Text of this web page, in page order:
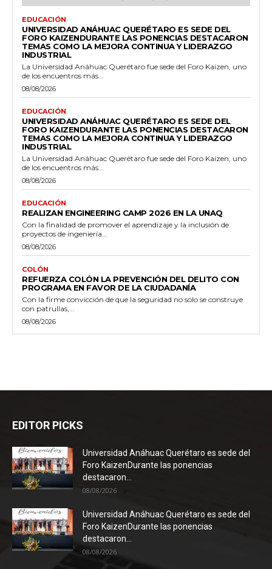
EDUCACIÓN
UNIVERSIDAD ANÁHUAC QUERÉTARO ES SEDE DEL
FORO KAIZENDURANTE LAS PONENCIAS DESTACARON
TEMAS COMO LA MEJORA CONTINUA Y LIDERAZGO
INDUSTRIAL
La Universidad Anáhuac Querétaro fue sede del Foro Kaizen, uno
de los encuentros más...
08/08/2026
EDUCACIÓN
UNIVERSIDAD ANÁHUAC QUERÉTARO ES SEDE DEL
FORO KAIZENDURANTE LAS PONENCIAS DESTACARON
TEMAS COMO LA MEJORA CONTINUA Y LIDERAZGO
INDUSTRIAL
La Universidad Anáhuac Querétaro fue sede del Foro Kaizen, uno
de los encuentros más...
08/08/2026
EDUCACIÓN
REALIZAN ENGINEERING CAMP 2026 EN LA UNAQ
Con la finalidad de promover el aprendizaje y la inclusión de
proyectos de ingeniería...
08/08/2026
COLÓN
REFUERZA COLÓN LA PREVENCIÓN DEL DELITO CON
PROGRAMA EN FAVOR DE LA CIUDADANÍA
Con la firme convicción de que la seguridad no solo se construye
con patrullas,...
08/08/2026
EDITOR PICKS
Universidad Anáhuac Querétaro es sede del
Foro KaizenDurante las ponencias
destacaron...
08/08/2026
Universidad Anáhuac Querétaro es sede del
Foro KaizenDurante las ponencias
destacaron...
08/08/2026